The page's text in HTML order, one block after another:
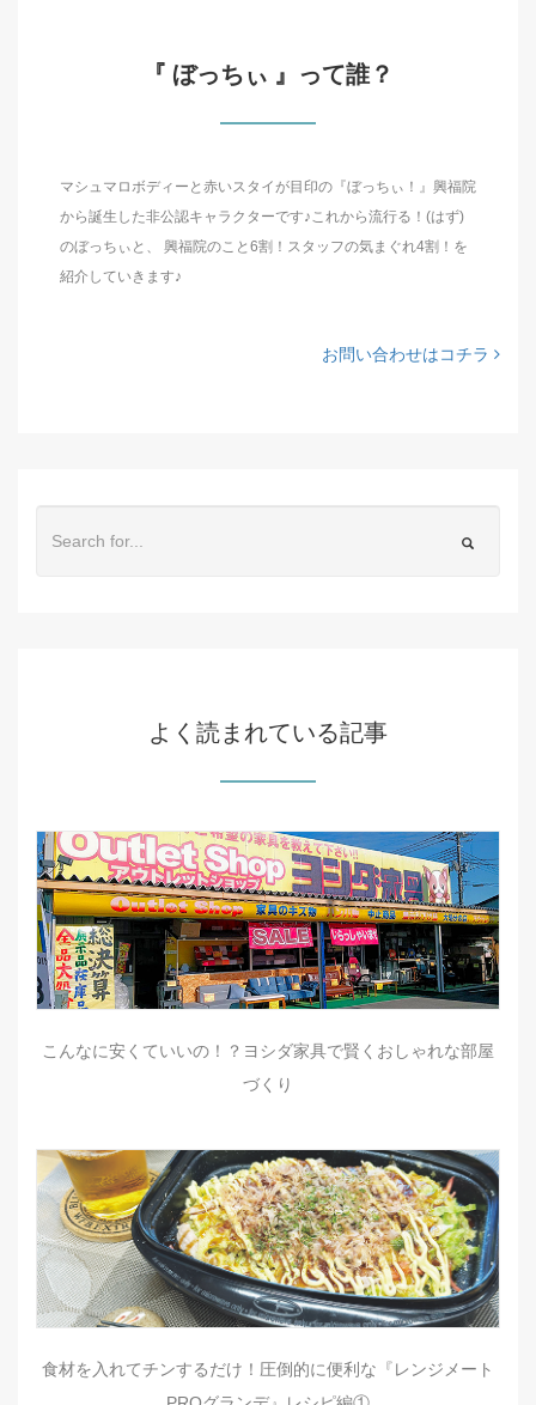
『 ぼっちぃ 』って誰？
マシュマロボディーと赤いスタイが目印の『ぼっちぃ！』興福院
から誕生した非公認キャラクターです♪これから流行る！(はず)
のぼっちぃと、 興福院のこと6割！スタッフの気まぐれ4割！を
紹介していきます♪
お問い合わせはコチラ
よく読まれている記事
こんなに安くていいの！？ヨシダ家具で賢くおしゃれな部屋
づくり
食材を入れてチンするだけ！圧倒的に便利な『レンジメート